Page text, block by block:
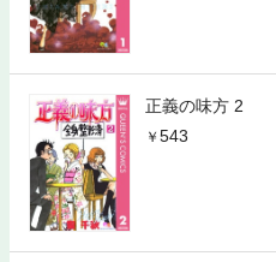
正義の味方 2
543